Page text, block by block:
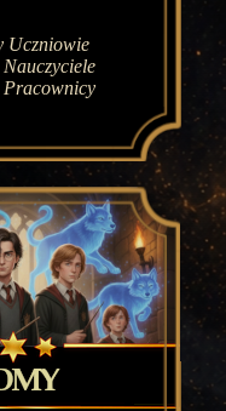
Uczniowie
Nauczyciele
Pracownicy